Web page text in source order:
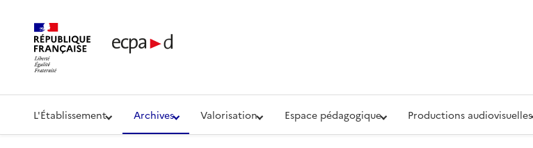
Établissement de communication et de production audiovisuelle de la Défense (ECPAD)
L'Établissement Archives Valorisation Espace pédagogique Productions audiovisuelles